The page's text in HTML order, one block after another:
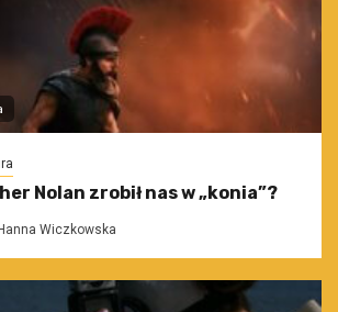
Nolan zrobił nas w „konia”?
Wiczkowska